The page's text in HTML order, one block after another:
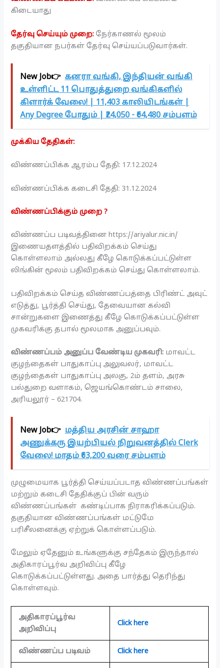
கிடையாது
தேர்வு செய்யும் முறை:நேர்காணல் மூலம்
தகுதியான நபர்கள் தேர்வு செய்யப்படுவார்கள்.
New Job👉 கனரா வங்கி, இந்தியன் வங்கி
உள்ளிட்ட 11 பொதுத்துறை வங்கிகளில்
கிளார்க் வேலை! | 11,403 காலியிடங்கள் |
Any Degree போதும் | ₹24,050 - ₹64,480 சம்பளம்
முக்கிய தேதிகள்:
விண்ணப்பிக்க ஆரம்ப தேதி: 17.12.2024
விண்ணப்பிக்க கடைசி தேதி: 31.12.2024
விண்ணப்பிக்கும் முறை ?
விண்ணப்ப படிவத்தினை https://ariyalur.nic.in/
இணையதளத்தில் பதிவிறக்கம் செய்து
கொள்ளலாம் அல்லது கீழே கொடுக்கப்பட்டுள்ள
லிங்கின் மூலம் பதிவிறக்கம் செய்து கொள்ளலாம்.
பதிவிறக்கம் செய்த விண்ணப்பத்தை பிரிண்ட் அவுட்
எடுத்து, பூர்த்தி செய்து, தேவையான கல்வி
சான்றுகளை இணைத்து கீழே கொடுக்கப்பட்டுள்ள
முகவரிக்கு தபால் மூலமாக அனுப்பவும்.
விண்ணப்பம் அனுப்ப வேண்டிய முகவரி: மாவட்ட
குழந்தைகள் பாதுகாப்பு அலுவலர், மாவட்ட
குழந்தைகள் பாதுகாப்பு அலகு, 2ம் தளம், அரசு
பல்துறை வளாகம், ஜெயங்கொண்டம் சாலை,
அரியலூர் – 621704.
New Job👉 மத்திய அரசின் சாஹா
அணுக்கரு இயற்பியல் நிறுவனத்தில் Clerk
வேலை! மாதம் ₹63,200 வரை சம்பளம்
முழுமையாக பூர்த்தி செய்யப்படாத விண்ணப்பங்கள்
மற்றும் கடைசி தேதிக்குப் பின் வரும்
விண்ணப்பங்கள் கண்டிப்பாக நிராகரிக்கப்படும்.
தகுதியான விண்ணப்பங்கள் மட்டுமே
பரிசீலனைக்கு ஏற்றுக் கொள்ளப்படும்.
மேலும் ஏதேனும் உங்களுக்கு சந்தேகம் இருந்தால்
அதிகாரப்பூர்வ அறிவிப்பு கீழே
கொடுக்கப்பட்டுள்ளது. அதை பார்த்து தெரிந்து
கொள்ளவும்.
அதிகாரப்பூர்வ
அறிவிப்பு
Click here
விண்ணப்ப படிவம் Click here